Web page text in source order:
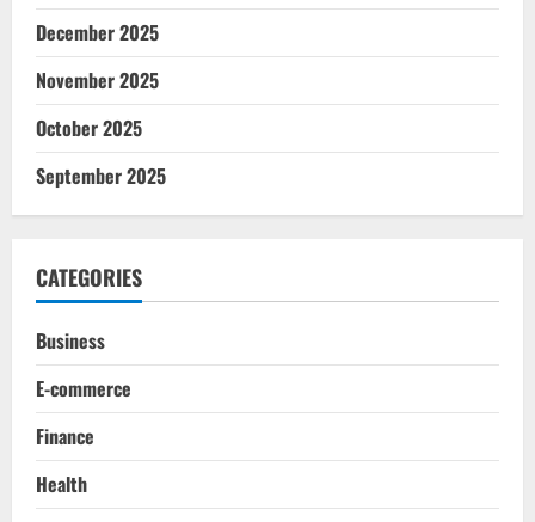
December 2025
November 2025
October 2025
September 2025
CATEGORIES
Business
E-commerce
Finance
Health